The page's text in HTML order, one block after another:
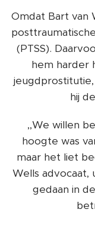
Omdat Bart van
(PTSS).
hem harder
hij
,,We willen
hoogte was
maar het liet
Wells advocaat,
gedaan in